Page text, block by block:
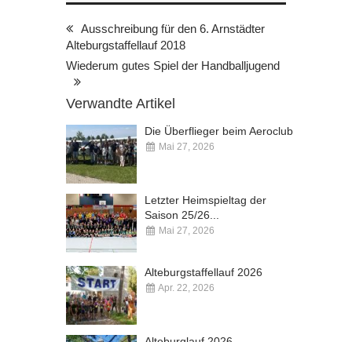
Ausschreibung für den 6. Arnstädter
Alteburgstaffellauf 2018
Wiederum gutes Spiel der Handballjugend
Verwandte Artikel
Die Überflieger beim Aeroclub
Mai 27, 2026
Letzter Heimspieltag der
Saison 25/26...
Mai 27, 2026
Alteburgstaffellauf 2026
Apr. 22, 2026